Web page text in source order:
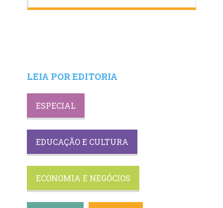
LEIA POR EDITORIA
ECONOMIA E NEGÓCIOS
EDUCAÇÃO E CULTURA
ESPECIAL